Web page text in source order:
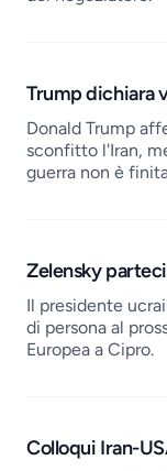
Trump dichiara
Donald Trump
sconfitto l'Iran,
guerra non è
Zelensky
Il presidente
di persona al
Europea a Cipro.
Colloqui Iran-